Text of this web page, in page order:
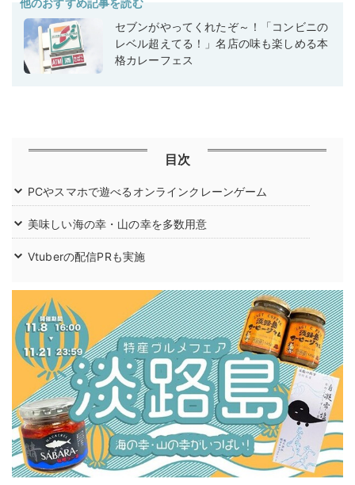
他のおすすめ記事を読む
セブンがやってくれたぞ～！「コンビニの
レベル超えてる！」名店の味も楽しめる本
格カレーフェス
目次
PCやスマホで遊べるオンラインクレーンゲーム
美味しい海の幸・山の幸を多数用意
Vtuberの配信PRも実施